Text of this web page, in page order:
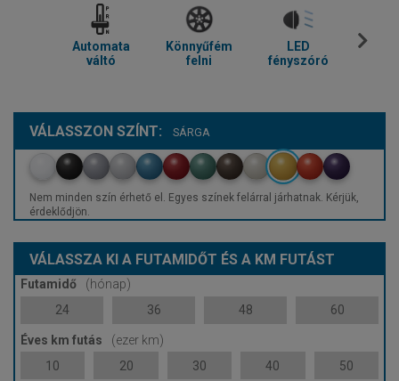
Automata
váltó
Könnyűfém
felni
LED
fényszóró
VÁLASSZON SZÍNT: SÁRGA
Nem minden szín érhető el. Egyes színek felárral járhatnak. Kérjük,
érdeklődjön.
VÁLASSZA KI A FUTAMIDŐT ÉS A KM FUTÁST
Futamidő
(hónap)
24
36 48 60
Éves km futás
(ezer km)
10
20 30 40 50